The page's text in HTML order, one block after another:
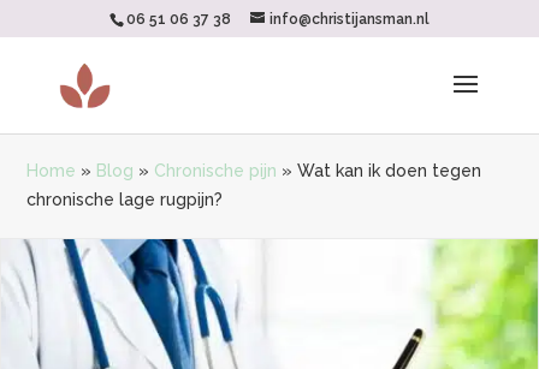
06 51 06 37 38 info@christijansman.nl
Home » Blog » Chronische pijn »Wat kan ik doen tegen
chronische lage rugpijn?